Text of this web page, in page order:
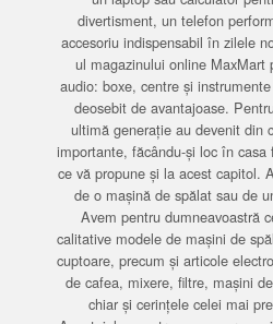
divertisment, un telefon
accesoriu indispensabil în zilele
ul magazinului online MaxMart
audio: boxe, centre și
deosebit de avantajoase.
ultimă generație au devenit din
importante, făcându-și loc în casa
ce vă propune și la acest capitol.
de o mașină de spălat sau de
Avem pentru dumneavoastră
calitative modele de mașini de
cuptoare, precum și articole
de cafea, mixere, filtre, mașini
chiar și cerințele celei mai